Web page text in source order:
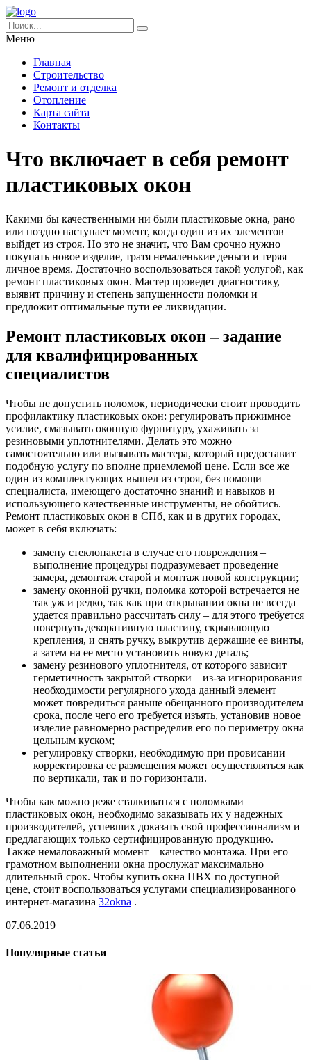
Меню
Главная
Строительство
Ремонт и отделка
Отопление
Карта сайта
Контакты
Что включает в себя ремонт
пластиковых окон
Какими бы качественными ни были пластиковые окна, рано
или поздно наступает момент, когда один из их элементов
выйдет из строя. Но это не значит, что Вам срочно нужно
покупать новое изделие, тратя немаленькие деньги и теряя
личное время. Достаточно воспользоваться такой услугой, как
ремонт пластиковых окон. Мастер проведет диагностику,
выявит причину и степень запущенности поломки и
предложит оптимальные пути ее ликвидации.
Ремонт пластиковых окон – задание
для квалифицированных
специалистов
Чтобы не допустить поломок, периодически стоит проводить
профилактику пластиковых окон: регулировать прижимное
усилие, смазывать оконную фурнитуру, ухаживать за
резиновыми уплотнителями. Делать это можно
самостоятельно или вызывать мастера, который предоставит
подобную услугу по вполне приемлемой цене. Если все же
один из комплектующих вышел из строя, без помощи
специалиста, имеющего достаточно знаний и навыков и
использующего качественные инструменты, не обойтись.
Ремонт пластиковых окон в СПб, как и в других городах,
может в себя включать:
замену стеклопакета в случае его повреждения –
выполнение процедуры подразумевает проведение
замера, демонтаж старой и монтаж новой конструкции;
замену оконной ручки, поломка которой встречается не
так уж и редко, так как при открывании окна не всегда
удается правильно рассчитать силу – для этого требуется
повернуть декоративную пластину, скрывающую
крепления, и снять ручку, выкрутив держащие ее винты,
а затем на ее место установить новую деталь;
замену резинового уплотнителя, от которого зависит
герметичность закрытой створки – из-за игнорирования
необходимости регулярного ухода данный элемент
может повредиться раньше обещанного производителем
срока, после чего его требуется изъять, установив новое
изделие равномерно распределив его по периметру окна
цельным куском;
регулировку створки, необходимую при провисании –
корректировка ее размещения может осуществляться как
по вертикали, так и по горизонтали.
Чтобы как можно реже сталкиваться с поломками
пластиковых окон, необходимо заказывать их у надежных
производителей, успевших доказать свой профессионализм и
предлагающих только сертифицированную продукцию.
Также немаловажный момент – качество монтажа. При его
грамотном выполнении окна прослужат максимально
длительный срок. Чтобы купить окна ПВХ по доступной
цене, стоит воспользоваться услугами специализированного
интернет-магазина 32okna .
07.06.2019
Популярные статьи